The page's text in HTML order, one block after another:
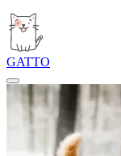
GATTO